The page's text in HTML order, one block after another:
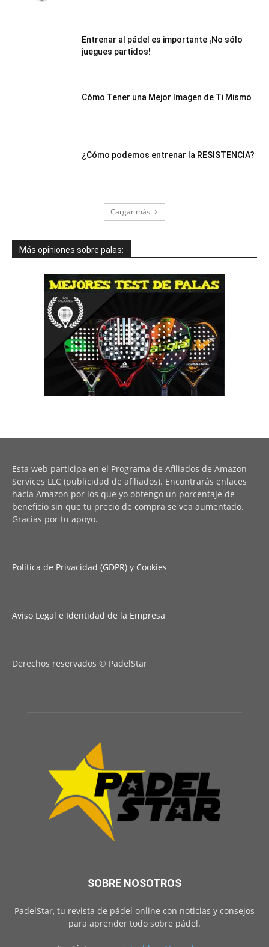
Entrenar al pádel es importante ¡No sólo
juegues partidos!
Cómo Tener una Mejor Imagen de Ti Mismo
¿Cómo podemos entrenar la RESISTENCIA?
Cargar más
Más opiniones sobre palas:
Esta web participa en el Programa de Afiliados de Amazon
Services LLC (publicidad de afiliados). Encontrarás enlaces
hacia Amazon por los que yo obtengo un porcentaje de
beneficio sin que tu precio de compra se vea aumentado.
Gracias por tu apoyo.
Política de Privacidad (GDPR) y Cookies
Aviso Legal e Identidad de la Empresa
Derechos reservados © PadelStar
SOBRE NOSOTROS
PadelStar, tu revista de pádel online con noticias y consejos
para aprender todo sobre pádel.